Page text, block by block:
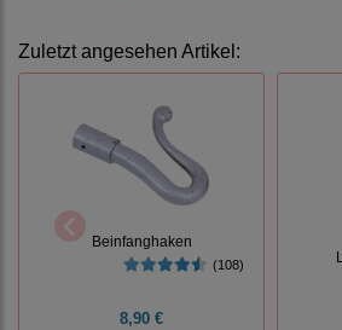
Zuletzt angesehen Artikel:
Beinfanghaken
(108)
8,90 €